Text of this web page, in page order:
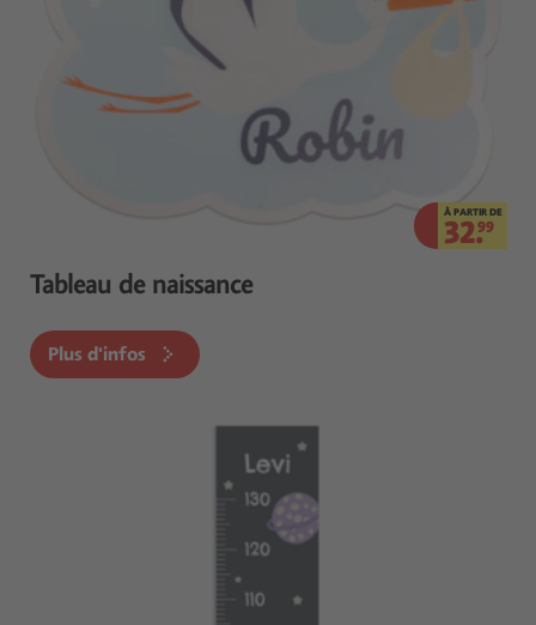
À PARTIR DE
32.99
Tableau de naissance
Plus d'infos